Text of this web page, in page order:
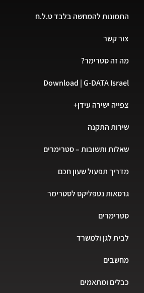
התמונות להמחשה בלבד ט.ל.ח
צור קשר
מה זה סטרימר?
Download | G-DATA Israel
צפייה ישירה עידן+
שירות התקנה
שאלות ותשובות – סטרימרים
מדריך תפעול שעון חכם
גרסאות נטפליקס לסטרימר
סטרימרים
לבית לגן ולמשרד
מחשבים
כבלים ומתאמים